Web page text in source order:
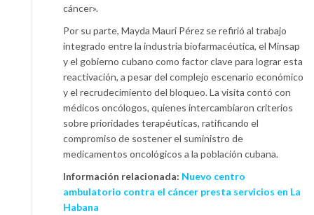
cáncer».
Por su parte, Mayda Mauri Pérez se refirió al trabajo
integrado entre la industria biofarmacéutica, el Minsap
y el gobierno cubano como factor clave para lograr esta
reactivación, a pesar del complejo escenario económico
y el recrudecimiento del bloqueo. La visita contó con
médicos oncólogos, quienes intercambiaron criterios
sobre prioridades terapéuticas, ratificando el
compromiso de sostener el suministro de
medicamentos oncológicos a la población cubana.
Información relacionada: Nuevo centro
ambulatorio contra el cáncer presta servicios en La
Habana